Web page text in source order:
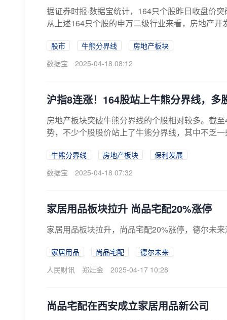
据证券时报·数据宝统计，164只个股昨日收盘价
从上述164只个股的申万二级行业来看，房地产
股市 牛熊分界线
房地产板块
数据宝
2025-04-18 08:12
沪指8连涨！164股站上牛熊分界线，多
房地产板块突破牛熊分界线的个股相对较多。截
势，不少个股股价站上了牛熊分界线，其中不乏
牛熊分界线 房地产板块
保利发展
数据宝
2025-04-18 07:32
家居用品板块拉升 尚品宅配20%涨停
家居用品板块拉升，尚品宅配20%涨停，德尔未
家居用品 尚品宅配
德尔未来
人民财讯
郑灶金 2025-04-17 10:28
尚品宅配在西安成立家居用品新公司